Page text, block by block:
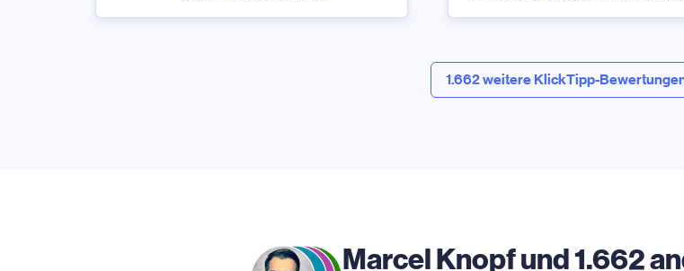
1.662 weitere KlickTipp-
Marcel Knopf und 1.662